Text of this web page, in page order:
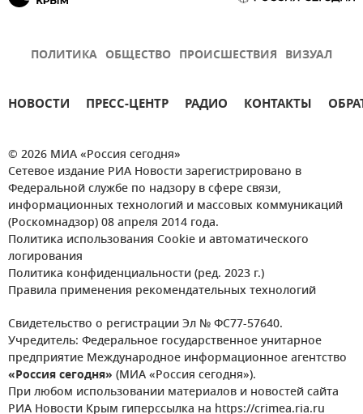
ПОЛИТИКА ОБЩЕСТВО ПРОИСШЕСТВИЯ ВИЗУАЛ
НОВОСТИ ПРЕСС-ЦЕНТР РАДИО КОНТАКТЫ
© 2026 МИА «Россия сегодня»
Сетевое издание РИА Новости зарегистрировано в
Федеральной службе по надзору в сфере связи,
информационных технологий и массовых коммуникаций
(Роскомнадзор) 08 апреля 2014 года.
Политика использования Cookie и автоматического
логирования
Политика конфиденциальности (ред. 2023 г.)
Правила применения рекомендательных технологий
Свидетельство о регистрации Эл № ФС77-57640.
Учредитель: Федеральное государственное унитарное
предприятие Международное информационное агентство
«Россия сегодня» (МИА «Россия сегодня»).
При любом использовании материалов и новостей сайта
РИА Новости Крым гиперссылка на https://crimea.ria.ru